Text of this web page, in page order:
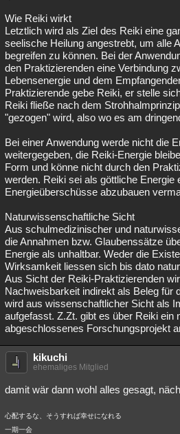
Wie Reiki wirkt
Letztlich wird als Ziel des Reiki eine
seelische Heilung angestrebt, um alle
begreifen zu können. Bei der
den Praktizierenden eine Verbindung
Lebensenergie und dem
Praktizierende gebe Reiki, er stelle
Reiki fließe nach dem
"gezogen" wird, also wo es am
Bei einer Anwendung werde nicht die
weitergegeben, die Reiki-Energie
Form und könne nicht durch den
werden. Reiki sei als göttliche Energie
Energieüberschüsse abzubauen
Naturwissenschaftliche Sicht
Aus schulmedizinischer und
die Annahmen bzw. Glaubenssätze
Energie als unhaltbar. Weder die
Wirksamkeit liessen sich bis dato
Aus Sicht der Reiki-Praktizierenden
Nachweisbarkeit indirekt als Beleg für
wird aus wissenschaftlicher Sicht als
aufgefasst. Z.Zt. gibt es über Reiki ein
abgeschlossenes Forschungsprojekt
kikuchi
ehemaliges Mitglied
damit wär dann wohl alles gesagt,
心配するな、そうすれば幸せになれる
一期一会